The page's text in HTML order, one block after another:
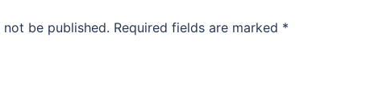
be published. Required fields are marked *